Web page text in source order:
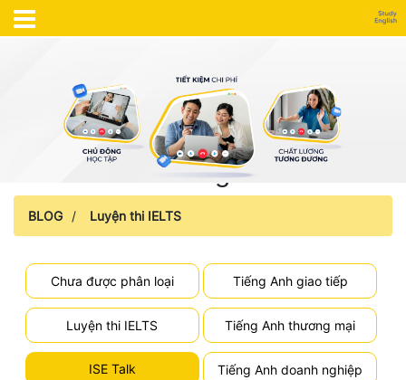
Blog
BLOG / Luyện thi IELTS
Chưa được phân loại Tiếng Anh giao tiếp
Luyện thi IELTS Tiếng Anh thương mại
ISE Talk Tiếng Anh doanh nghiệp